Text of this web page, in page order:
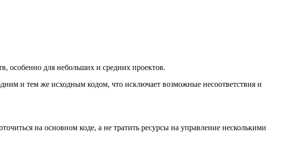
особенно для небольших и средних проектов.
и тем же исходным кодом, что исключает возможные несоответствия и
на основном коде, а не тратить ресурсы на управление несколькими